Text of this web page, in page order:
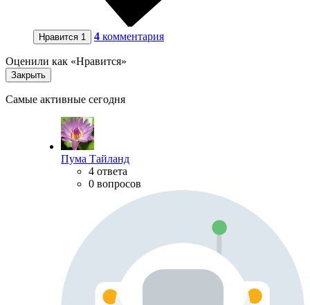
Нравится 1 4 комментария
Оценили как «Нравится»
Закрыть
Самые активные сегодня
Пума Тайланд
4 ответа
0 вопросов